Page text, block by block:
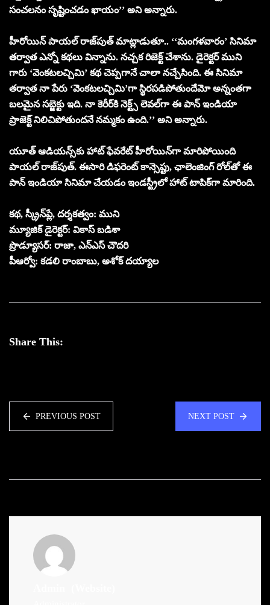
సంచ‌ల‌నం సృష్టించ‌డం ఖాయం’’ అని అన్నారు.
హీరోయిన్ పాయల్ రాజ్‌పుత్ మాట్లాడుతూ.. ‘‘మంగ‌ళ‌వారం’ సినిమా
త‌ర్వాత ఎన్నో క‌థ‌లు విన్నాను. న‌చ్చ‌క‌ రిజెక్ట్ చేశాను. డైరెక్ట‌ర్ ముని
గారు ‘వెంక‌ట‌ల‌చ్చిమి’ క‌థ చెప్ప‌గానే చాలా న‌చ్చేసింది. ఈ సినిమా
త‌ర్వాత నా పేరు ‘వెంక‌ట‌ల‌చ్చిమి’గా స్థిర‌ప‌డిపోతుందేమో అన్నంత‌గా
బ‌ల‌మైన స‌బ్జెక్టు ఇది. నా కెరీర్‌కి నెక్ట్స్ లెవ‌ల్‌గా ఈ పాన్ ఇండియా
ప్రాజెక్ట్ నిలిచిపోతుంద‌నే న‌మ్మ‌కం ఉంది.’’ అని అన్నారు.
యూత్ ఆడియ‌న్స్‌కు హాట్ ఫేవ‌రేట్ హీరోయిన్‌గా మారిపోయింది
పాయల్ రాజ్‌పుత్. ఈసారి డిఫరెంట్ కాన్సెప్టు, ఛాలెంజింగ్ రోల్‌తో ఈ
పాన్ ఇండియా సినిమా చేయ‌డం ఇండ‌స్ట్రీలో హాట్ టాపిక్‌గా మారింది.
క‌థ‌, స్క్రీన్‌ప్లే, ద‌ర్శ‌క‌త్వం: ముని
మ్యూజిక్ డైరెక్ట‌ర్: వికాస్ బడిశా
ప్రొడ్యూసర్: రాజా, ఎన్ఎస్‌ చౌదరి
పీఆర్వో: క‌డ‌లి రాంబాబు, అశోక్ ద‌య్యాల‌
Share This:
PREVIOUS POST NEXT POST